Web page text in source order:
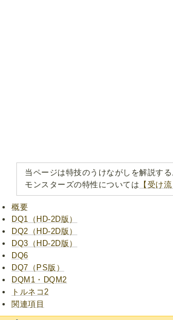
当ページは特技のうけながしを解説する
モンスターズの特性については 【受け
概要
DQ1（HD-2D版）
DQ2（HD-2D版）
DQ3（HD-2D版）
DQ6
DQ7（PS版）
DQM1・DQM2
トルネコ2
関連項目